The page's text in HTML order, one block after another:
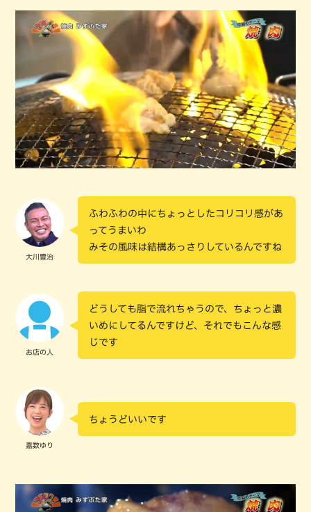
大川豊治
ふわふわの中にちょっとしたコリコリ感があ
ってうまいわ
みその風味は結構あっさりしているんですね
お店の人
どうしても脂で流れちゃうので、ちょっと濃
いめにしてるんですけど、それでもこんな感
じです
嘉数ゆり
ちょうどいいです